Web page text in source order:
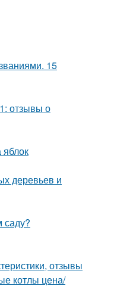
15
отзывы о
деревьев и
саду?
отзывы
котлы цена/